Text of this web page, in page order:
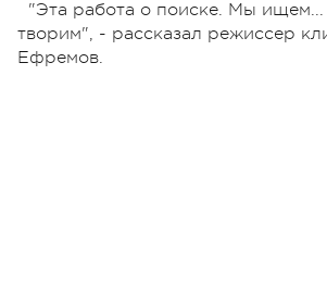
"Эта работа о поиске. Мы
творим", - рассказал режиссер
Ефремов.